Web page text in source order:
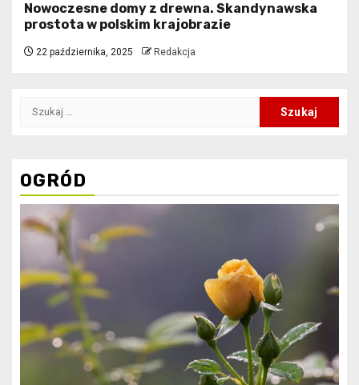
Nowoczesne domy z drewna. Skandynawska
prostota w polskim krajobrazie
22 października, 2025 Redakcja
Szukaj:
OGRÓD